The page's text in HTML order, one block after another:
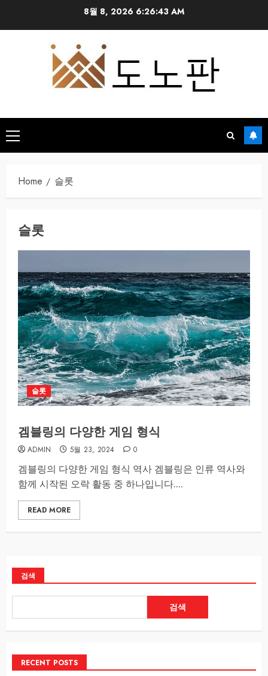
8월 8, 2026 6:26:43 AM
Primary
Menu
Home 슬롯
슬롯
슬롯
겜블링의 다양한 게임 형식
ADMIN 5월 23, 2024 0
겜블링의 다양한 게임 형식 역사 겜블링은 인류 역사와
함께 시작된 오락 활동 중 하나입니다....
READ MORE
검색
검색
RECENT POSTS